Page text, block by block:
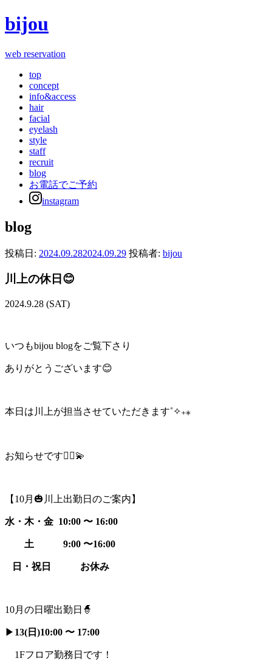
bijou
web reservation
top
concept
info&access
hair
facial
eyelash
style
staff
recruit
blog
お電話でご予約
instagram
blog
投稿日: 2024.09.282024.09.29 投稿者: bijou
川上の休日😊
2024.9.28 (SAT)
いつもbijou blogをご覧下さり
ありがとうございます😊
本日は川上が担当させていただきます˚✧₊⁎
お知らせです💁‍♀️💫
【10月🎃川上出勤日のご案内】
水・木・金 10:00 〜 16:00
土 9:00 〜16:00
日・祝日 お休み
10月の日曜出勤日🧙
▶︎ 13(日)10:00 〜 17:00
1Fフロア勤務日です！